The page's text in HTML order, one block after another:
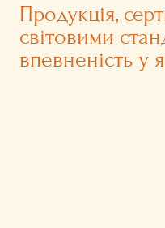
Продукція,
світовими
впевненість у